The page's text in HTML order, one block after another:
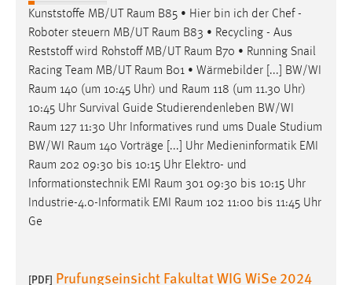
Kunststoffe MB/UT Raum B85 • Hier bin ich der Chef -
Roboter steuern MB/UT Raum B83 • Recycling - Aus
Reststoff wird Rohstoff MB/UT Raum B70 • Running Snail
Racing Team MB/UT Raum B01 • Wärmebilder [...] BW/WI
Raum 140 (um 10:45 Uhr) und Raum 118 (um 11.30 Uhr)
10:45 Uhr Survival Guide Studierendenleben BW/WI
Raum 127 11:30 Uhr Informatives rund ums Duale Studium
BW/WI Raum 140 Vorträge [...] Uhr Medieninformatik EMI
Raum 202 09:30 bis 10:15 Uhr Elektro- und
Informationstechnik EMI Raum 301 09:30 bis 10:15 Uhr
Industrie-4.0-Informatik EMI Raum 102 11:00 bis 11:45 Uhr
Ge
[PDF] Prufungseinsicht Fakultat WIG WiSe 2024